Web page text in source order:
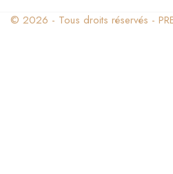
© 2026 - Tous droits réservés -